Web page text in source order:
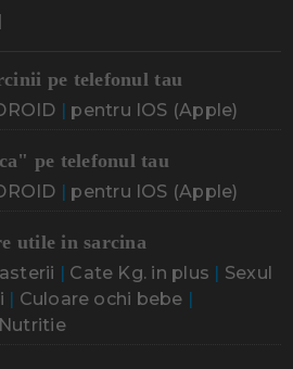
pe telefonul tau
| pentru IOS (Apple)
pe telefonul tau
| pentru IOS (Apple)
utile in sarcina
| Cate Kg. in plus | Sexul
| Culoare ochi bebe |